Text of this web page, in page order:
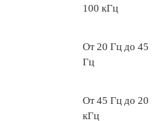
100 кГц
От 20 Гц до 45
Гц
От 45 Гц до 20
кГц